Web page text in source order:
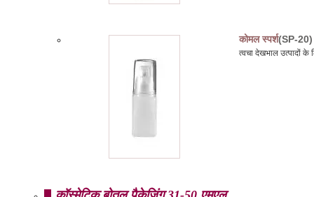
कोमल स्पर्श(SP-20)
त्वचा देखभाल उत्पादों के